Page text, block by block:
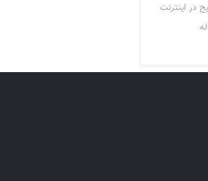
در اینترنت